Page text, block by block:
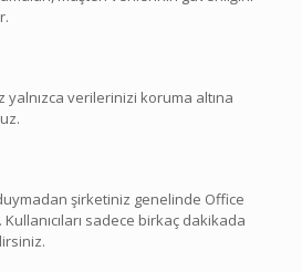
yalnızca verilerinizi koruma altına
şirketiniz genelinde Office
Kullanıcıları sadece birkaç dakikada